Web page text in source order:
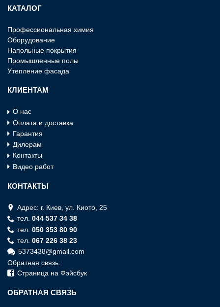
КАТАЛОГ
Профессиональная химия
Оборудование
Напольные покрытия
Промышленные полы
Утепление фасада
КЛИЕНТАМ
О нас
Оплата и доставка
Гарантия
Дилерам
Контакты
Видео работ
КОНТАКТЫ
Адрес: г. Киев, ул. Киото, 25
тел. 044 537 34 38
тел. 050 353 80 90
тел. 067 226 38 23
5373438@gmail.com
Обратная связь:
Страница на Фэйсбук
ОБРАТНАЯ СВЯЗЬ